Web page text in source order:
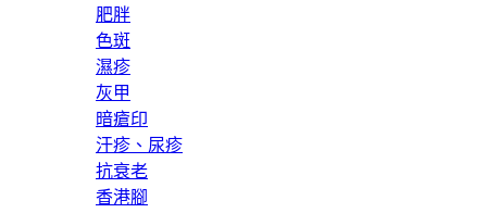
肥胖
色斑
濕疹
灰甲
暗瘡印
汗疹、尿疹
抗衰老
香港腳